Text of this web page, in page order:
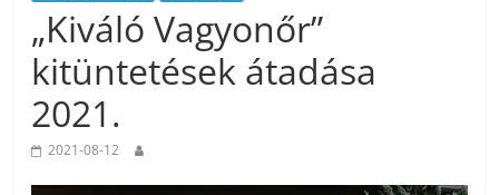
„Kiváló Vagyonőr”
kitüntetések átadása
2021.
2021-08-12